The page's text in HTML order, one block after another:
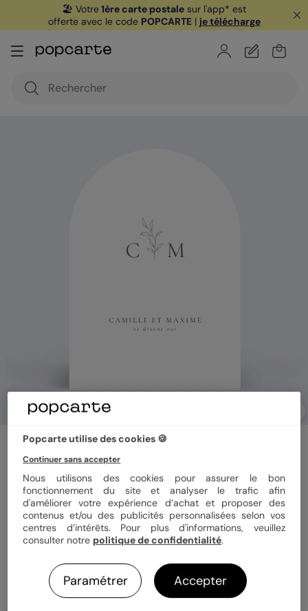
🏖️ Votre1ère carte postale sur l'app* est
offerte avec le code POPCARTE| je télécharge
Faire part mariage
Double Lettrines Botaniques
5(1avis)
Format Arche 11x16 cm
Papier Papier Satiné
Popcarte utilise des cookies 🍪
Continuer sans accepter
Nous utilisons des cookies pour assurer le bon
fonctionnement du site et analyser le trafic afin
d'améliorer votre expérience d’achat et proposer des
contenus et/ou des publicités personnalisées selon vos
centres d’intérêts. Pour plus d'informations, veuillez
consulter notre politique de confidentialité.
Paramétrer Accepter